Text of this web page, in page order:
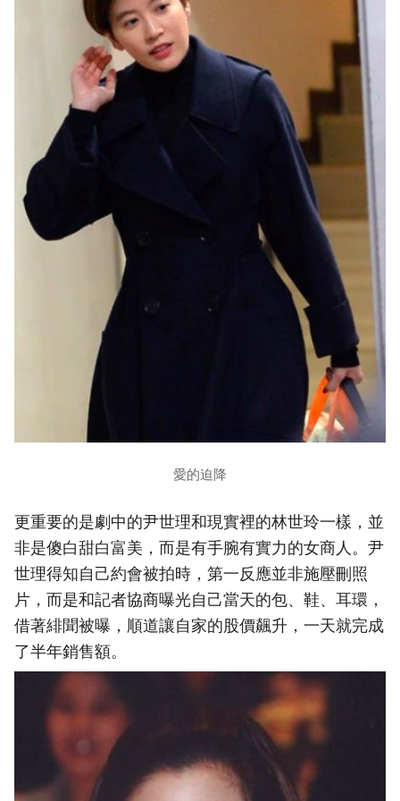
愛的迫降
更重要的是劇中的尹世理和現實裡的林世玲一樣，並
非是傻白甜白富美，而是有手腕有實力的女商人。尹
世理得知自己約會被拍時，第一反應並非施壓刪照
片，而是和記者協商曝光自己當天的包、鞋、耳環，
借著緋聞被曝，順道讓自家的股價飆升，一天就完成
了半年銷售額。